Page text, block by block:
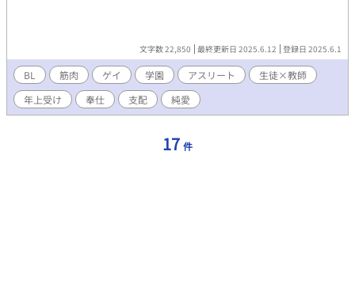
文字数 22,850 最終更新日 2025.6.12 登録日 2025.6.1
BL 筋肉 ゲイ 学園 アスリート
生徒×教師
年上受け
奉仕 支配 純愛
17 件